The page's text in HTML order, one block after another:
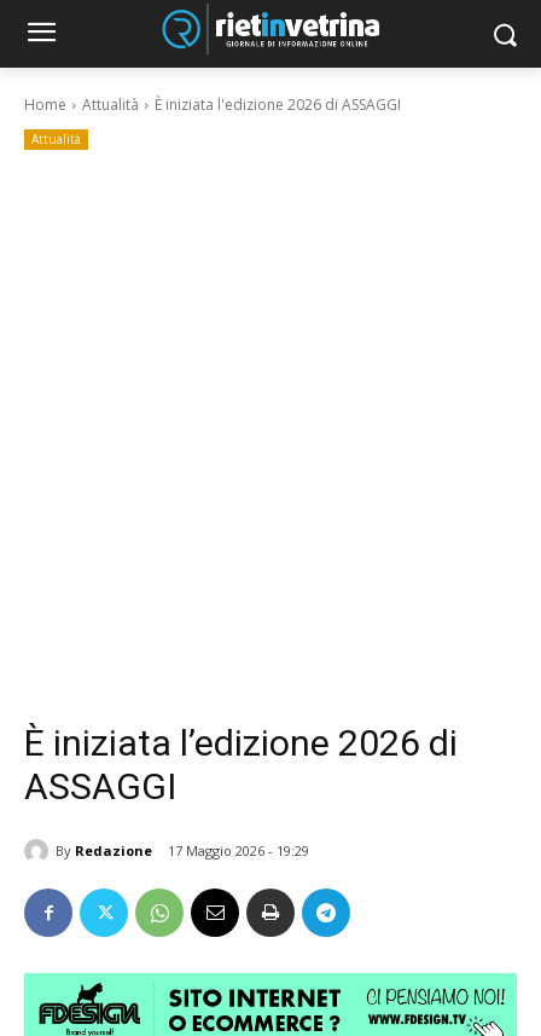
Home Attualità È iniziata l'edizione 2026 di ASSAGGI
Attualità
È iniziata l’edizione 2026 di
ASSAGGI
By Redazione 17 Maggio 2026 - 19:29